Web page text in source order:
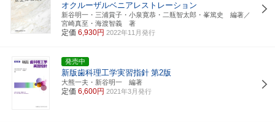
オクルーザルベニアレストレーション
新谷明一・三浦賞子・小泉寛恭・二瓶智太郎・峯篤史 編著／
宮崎真至・海渡智義 著
定価 6,930円 2022年11月発行
発売中
新版歯科理工学実習指針 第2版
大熊一夫・新谷明一 編著
定価 6,600円 2021年3月発行